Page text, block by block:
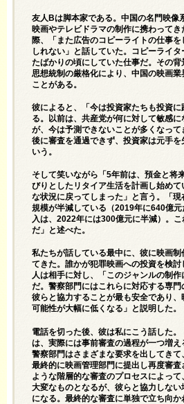
友人Bは脚本家である。中国の名門映像
映画やテレビドラマの制作に携わって
際、「また広告のコピーライトの仕事
しれない」と話していた。コピーライ
たばかりの頃にしていた仕事だ。その背
思想統制の厳格化により、中国の映画
ことがある。
彼によると、「今は投資家たちも投資
る。以前は、共産党が何に対して敏感
が、今は予測できないことが多くなっ
後に審査を通過できず、投資家は元手を
いう。
そして笑いながら「5年前は、預金と将
びりとしたリタイア生活を計画し始めて
な状況に戻ってしまった」と言う。「
規模が半減している（2019年に640億
入は、2022年には300億元に半減）。
だ」と述べた。
私たちが話している最中に、彼に映画
てきた。誰かが犯罪映画への投資を検
人は相手に対し、「このジャンルの制
だ。警察部門にはこれらに対応する専門
彼らと協力することが最も安全であり
可能性が大幅に低くなる」と説明した。
電話を切った後、彼は私にこう話した。
は、実際には事前審査の過程が一つ増え
警察部門はさまざまな要求を出してきて
最終的に映画管理部門に提出し再度審
ような階層的な審査のプロセスによっ
大変なものとなるが、彼らと協力しない
になる。最終的な審査に単独で立ち向